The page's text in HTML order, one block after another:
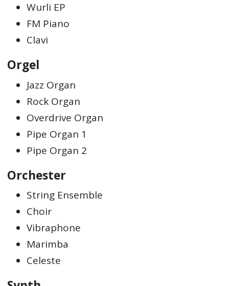
Wurli EP
FM Piano
Clavi
Orgel
Jazz Organ
Rock Organ
Overdrive Organ
Pipe Organ 1
Pipe Organ 2
Orchester
String Ensemble
Choir
Vibraphone
Marimba
Celeste